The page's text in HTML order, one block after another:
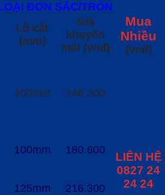
ĐƠN SẮC/TRÒN
Lỗ cắt
(mm)
Giá
khuyến
mãi (vnđ)
Mua
Nhiều
(vnđ)
100mm 146.300
LIÊN HỆ
0827 24
24 24
100mm 180.600
125mm 216.300